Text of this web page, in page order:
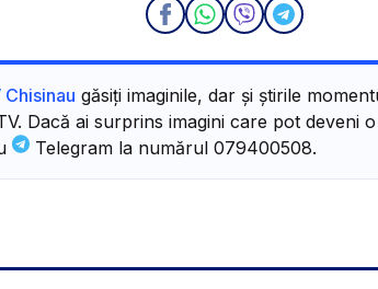
Chisinau găsiți imaginile, dar și știrile
Dacă ai surprins imagini care pot deveni
Telegram la numărul 079400508.